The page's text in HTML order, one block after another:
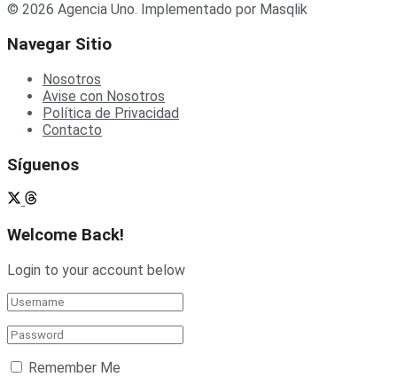
© 2026 Agencia Uno. Implementado por Masqlik
Navegar Sitio
Nosotros
Avise con Nosotros
Política de Privacidad
Contacto
Síguenos
Welcome Back!
Login to your account below
Remember Me